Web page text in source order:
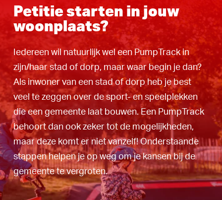
Petitie starten in jouw
woonplaats?
Iedereen wil natuurlijk wel een PumpTrack in
zijn/haar stad of dorp, maar waar begin je dan?
Als inwoner van een stad of dorp heb je best
veel te zeggen over de sport- en speelplekken
die een gemeente laat bouwen. Een PumpTrack
behoort dan ook zeker tot de mogelijkheden,
maar deze komt er niet vanzelf! Onderstaande
stappen helpen je op weg om je kansen bij de
gemeente te vergroten.